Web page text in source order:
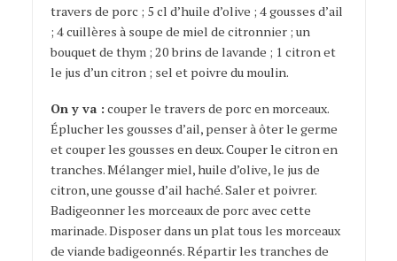
travers de porc ; 5 cl d’huile d’olive ; 4 gousses d’ail
; 4 cuillères à soupe de miel de citronnier ; un
bouquet de thym ; 20 brins de lavande ; 1 citron et
le jus d’un citron ; sel et poivre du moulin.
On y va : couper le travers de porc en morceaux.
Éplucher les gousses d’ail, penser à ôter le germe
et couper les gousses en deux. Couper le citron en
tranches. Mélanger miel, huile d’olive, le jus de
citron, une gousse d’ail haché. Saler et poivrer.
Badigeonner les morceaux de porc avec cette
marinade. Disposer dans un plat tous les morceaux
de viande badigeonnés. Répartir les tranches de